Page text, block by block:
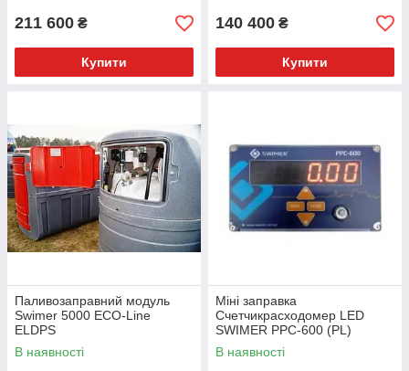
211 600 ₴
Купити
140 400 ₴
Купити
Паливозаправний модуль
Swimer 5000 ECO-Line
ELDPS
В наявності
Міні заправка
Счетчикрасходомер LED
SWIMER PPC-600 (PL)
Пульсометр FM1 (Swi)
В наявності